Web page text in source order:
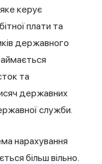
керує
плати та
державного
та
державних
служби.
нарахування
більш вільно.